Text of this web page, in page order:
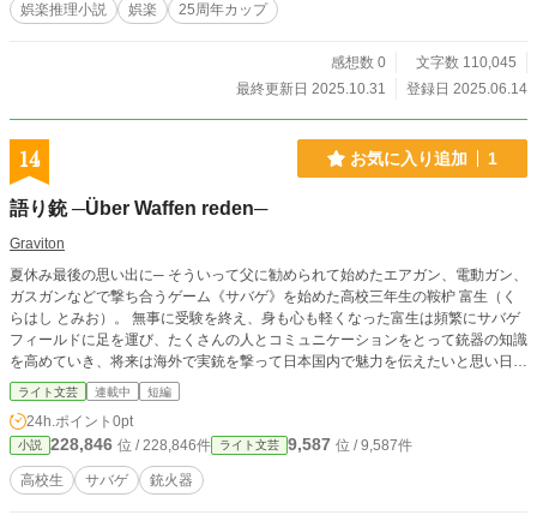
娯楽推理小説
娯楽 25周年カップ
感想数 0
文字数 110,045
最終更新日 2025.10.31
登録日 2025.06.14
14 お気に入り追加 1
語り銃 ─Über Waffen reden─
Graviton
夏休み最後の思い出に─ そういって父に勧められて始めたエアガン、電動ガン、
ガスガンなどで撃ち合うゲーム《サバゲ》を始めた高校三年生の鞍枦 富生（く
らはし とみお）。 無事に受験を終え、身も心も軽くなった富生は頻繁にサバゲ
フィールドに足を運び、たくさんの人とコミュニケーションをとって銃器の知識
を高めていき、将来は海外で実銃を撃って日本国内で魅力を伝えたいと思い日々
外国語、主にドイツ語を勉強していた。 そんなある日、今まで見向きもされな
かった妹の遥（はるか）から 「サバイバルゲームがしたい」 というとんでもな
い話が飛んで来たり、母も参加したり、ついには家族でチーム結成まで！？ サ
バゲを通して銃を（一方的に）語る。ミリオタ高校生の銃器批評物語！
ライト文芸 連載中 短編
24h.ポイント 0pt
小説 228,846 位 / 228,846件 ライト文芸 9,587 位 / 9,587件
高校生 サバゲ 銃火器